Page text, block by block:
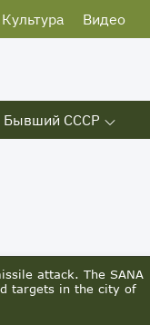
Культура Видео
Бывший СССР
attack. The SANA
targets in the city of